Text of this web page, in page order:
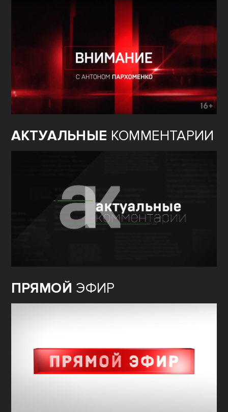
АКТУАЛЬНЫЕ КОММЕНТАРИИ
ПРЯМОЙ ЭФИР